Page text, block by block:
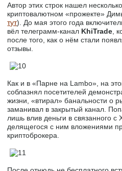
Автор этих строк нашел
криптовалютном «прожекте»
тут). До мая этого года
вёл телеграмм-канал KhiTrade ,
после того, как о нём стали
отзывы.
Как и в «Парне на Lambo», на
соблазнял посетителей
жизни, «втирал» банальности о
заманивал в закрытый канал.
лишь влив деньги в связанного с
делящегося с ним вложениями
криптоброкера.